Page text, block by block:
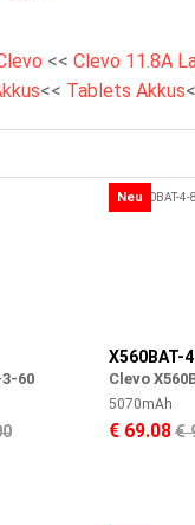
<< Clevo 11.8A
<< Tablets Akkus
3-60
Neu
X560BAT-
Clevo
5070mAh
€ 69.08€